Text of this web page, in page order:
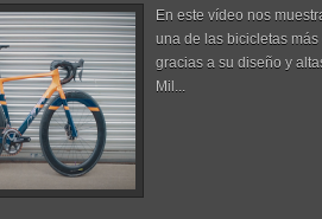
En este vídeo nos
una de las bicicletas
gracias a su diseño y
Mil...